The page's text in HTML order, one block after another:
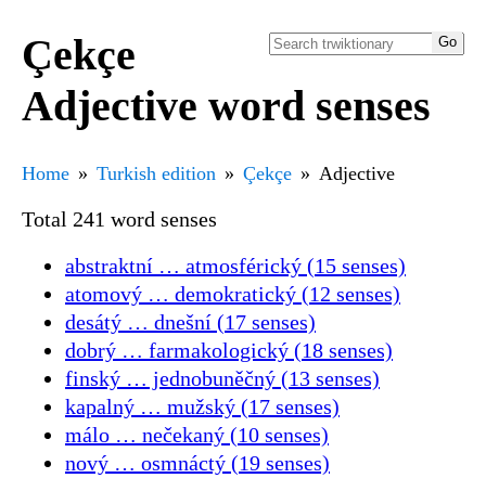
Çekçe
Adjective word senses
Home Turkish edition Çekçe Adjective
Total 241 word senses
abstraktní … atmosférický (15 senses)
atomový … demokratický (12 senses)
desátý … dnešní (17 senses)
dobrý … farmakologický (18 senses)
finský … jednobuněčný (13 senses)
kapalný … mužský (17 senses)
málo … nečekaný (10 senses)
nový … osmnáctý (19 senses)